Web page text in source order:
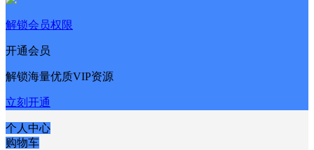
解锁会员权限
开通会员
解锁海量优质VIP资源
立刻开通
个人中心
购物车